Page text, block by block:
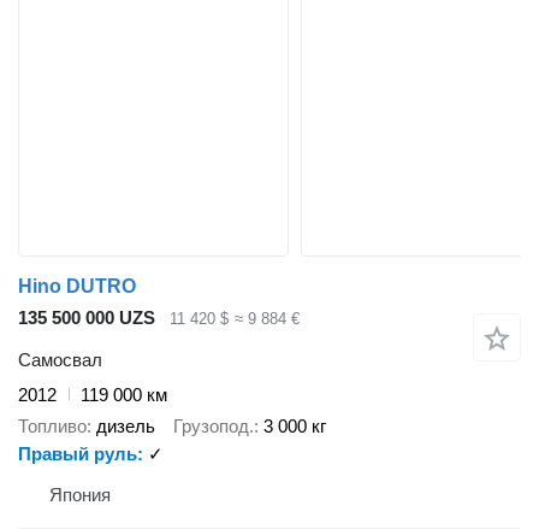
Hino DUTRO
135 500 000 UZS
11 420 $ ≈ 9 884 €
Самосвал
2012
119 000 км
Топливо дизель Грузопод. 3 000 кг
Правый руль
✓
Япония